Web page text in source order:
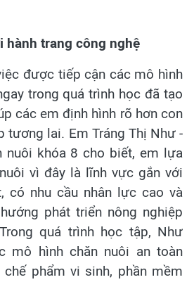
hành trang công nghệ
được tiếp cận các mô hình
trong quá trình học đã tạo
các em định hình rõ hơn con
tương lai. Em Tráng Thị Như -
nuôi khóa 8 cho biết, em lựa
vì đây là lĩnh vực gắn với
có nhu cầu nhân lực cao và
phát triển nông nghiệp
quá trình học tập, Như
mô hình chăn nuôi an toàn
phẩm vi sinh, phần mềm